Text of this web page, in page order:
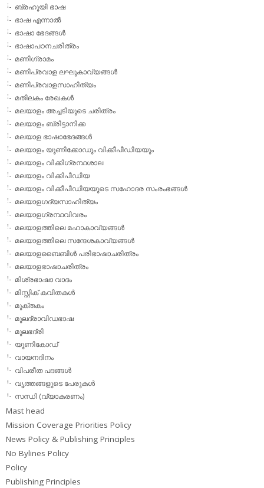
ബ്രഹൂയി ഭാഷ
ഭാഷ എന്നാല്‍
ഭാഷാ ഭേദങ്ങള്‍
ഭാഷാപഠനചരിത്രം
മണിഗ്രാമം
മണിപ്രവാള ലഘുകാവ്യങ്ങള്‍
മണിപ്രവാളസാഹിത്യം
മതിലകം രേഖകള്‍
മലയാളം അച്ചടിയുടെ ചരിത്രം
മലയാളം ബ്രിട്ടാനിക്ക
മലയാള ഭാഷാഭേദങ്ങള്‍
മലയാളം യൂണിക്കോഡും വിക്കീപീഡിയയും
മലയാളം വിക്കിഗ്രന്ഥശാല
മലയാളം വിക്കിപീഡിയ
മലയാളം വിക്കീപീഡിയയുടെ സഹോദര സംരംഭങ്ങള്‍
മലയാളഗദ്യസാഹിത്യം
മലയാളഗ്രന്ഥവിവരം
മലയാളത്തിലെ മഹാകാവ്യങ്ങള്‍
മലയാളത്തിലെ സന്ദേശകാവ്യങ്ങള്‍
മലയാളബൈബിള്‍ പരിഭാഷാചരിത്രം
മലയാളഭാഷാചരിത്രം
മിശ്രഭാഷാ വാദം
മിസ്റ്റിക് കവിതകള്‍
മുക്തകം
മൂലദ്രാവിഡഭാഷ
മൂലഭദ്രി
യൂണികോഡ്
വായനദിനം
വിപരീത പദങ്ങള്‍
വൃത്തങ്ങളുടെ പേരുകള്‍
സന്ധി (വ്യാകരണം)
Mast head
Mission Coverage Priorities Policy
News Policy & Publishing Principles
No Bylines Policy
Policy
Publishing Principles